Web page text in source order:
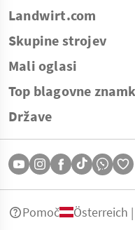
Landwirt.com
Skupine strojev
Mali oglasi
Top blagovne
Države
Pomoč Österreich |